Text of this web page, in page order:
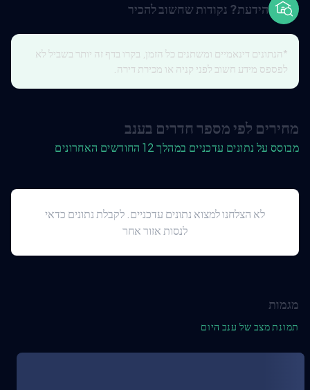
הידעת? נקודות שחשוב להכיר
*הנתונים דינאמיים ומשתנים כל הזמן, בקרו בדף זה יותר בשביל לא
לפספס מידע חשוב לפני קניה או מכירת דירה.
מחירים לפי מספר חדרים בענב
מבוסס על נתונים עדכניים במהלך 12 החודשים האחרונים
לא הצלחנו למצוא נתונים עדכניים. לקבלת נתונים כדאי
לנסות אזור אחר
מגמות
תמונת מצב של ענב היום